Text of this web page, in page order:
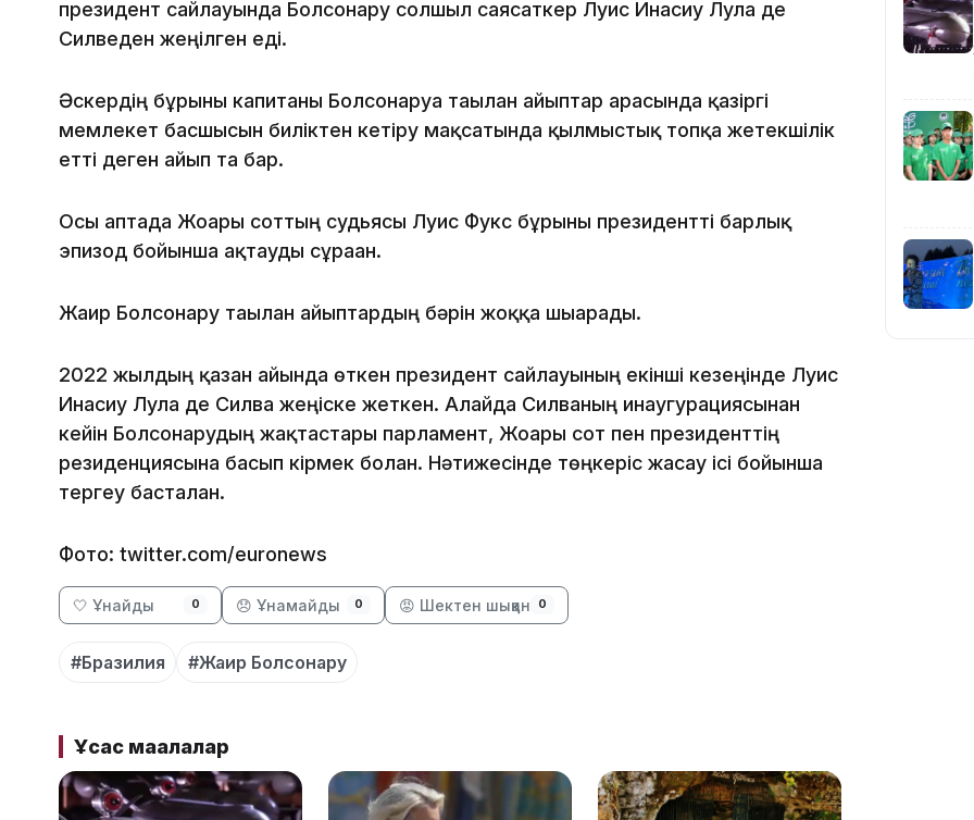
президент сайлауында Болсонару солшыл саясаткер Луис Инасиу Лула де
Силведен жеңілген еді.
Әскердің бұрынғы капитаны Болсонаруға тағылған айыптар арасында қазіргі
мемлекет басшысын биліктен кетіру мақсатында қылмыстық топқа жетекшілік
етті деген айып та бар.
Осы аптада Жоғарғы соттың судьясы Луис Фукс бұрынғы президентті барлық
эпизод бойынша ақтауды сұраған.
Жаир Болсонару тағылған айыптардың бәрін жоққа шығарады.
2022 жылдың қазан айында өткен президент сайлауының екінші кезеңінде Луис
Инасиу Лула де Силва жеңіске жеткен. Алайда Силваның инаугурациясынан
кейін Болсонарудың жақтастары парламент, Жоғарғы сот пен президенттің
резиденциясына басып кірмек болған. Нәтижесінде төңкеріс жасау ісі бойынша
тергеу басталған.
Фото: twitter.com/euronews
🤍 Ұнайды 0 😞 Ұнамайды 0 😡 Шектен шыққан 0
#Бразилия #Жаир Болсонару
Ұқсас мақалалар
12:13
11:54